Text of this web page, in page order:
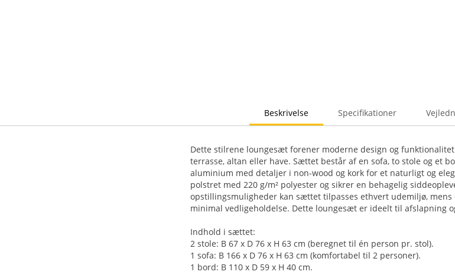
Beskrivelse Specifikationer
Dette stilrene loungesæt forener moderne design og
terrasse, altan eller have. Sættet består af en sofa, to stole og et
aluminium med detaljer i non-wood og kork for et naturligt og
polstret med 220 g/m² polyester og sikrer en behagelig
opstillingsmuligheder kan sættet tilpasses ethvert udemiljø,
minimal vedligeholdelse. Dette loungesæt er ideelt til afslapning
Indhold i sættet:
2 stole: B 67 x D 76 x H 63 cm (beregnet til én person pr. stol).
1 sofa: B 166 x D 76 x H 63 cm (komfortabel til 2 personer).
1 bord: B 110 x D 59 x H 40 cm.